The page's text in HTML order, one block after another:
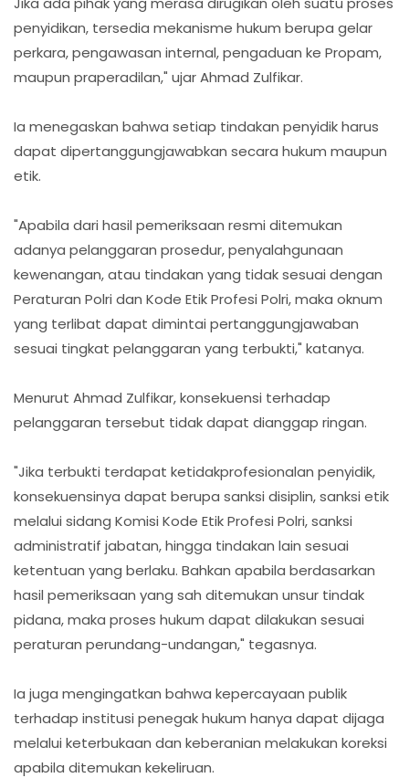
penyidikan, tersedia mekanisme hukum berupa gelar
perkara, pengawasan internal, pengaduan ke Propam,
maupun praperadilan," ujar Ahmad Zulfikar.
Ia menegaskan bahwa setiap tindakan penyidik harus
dapat dipertanggungjawabkan secara hukum maupun
etik.
"Apabila dari hasil pemeriksaan resmi ditemukan
adanya pelanggaran prosedur, penyalahgunaan
kewenangan, atau tindakan yang tidak sesuai dengan
Peraturan Polri dan Kode Etik Profesi Polri, maka oknum
yang terlibat dapat dimintai pertanggungjawaban
sesuai tingkat pelanggaran yang terbukti," katanya.
Menurut Ahmad Zulfikar, konsekuensi terhadap
pelanggaran tersebut tidak dapat dianggap ringan.
"Jika terbukti terdapat ketidakprofesionalan penyidik,
konsekuensinya dapat berupa sanksi disiplin, sanksi etik
melalui sidang Komisi Kode Etik Profesi Polri, sanksi
administratif jabatan, hingga tindakan lain sesuai
ketentuan yang berlaku. Bahkan apabila berdasarkan
hasil pemeriksaan yang sah ditemukan unsur tindak
pidana, maka proses hukum dapat dilakukan sesuai
peraturan perundang-undangan," tegasnya.
Ia juga mengingatkan bahwa kepercayaan publik
terhadap institusi penegak hukum hanya dapat dijaga
melalui keterbukaan dan keberanian melakukan koreksi
apabila ditemukan kekeliruan.